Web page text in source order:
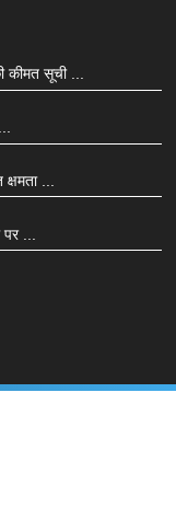
कीमत सूची ...
...
...